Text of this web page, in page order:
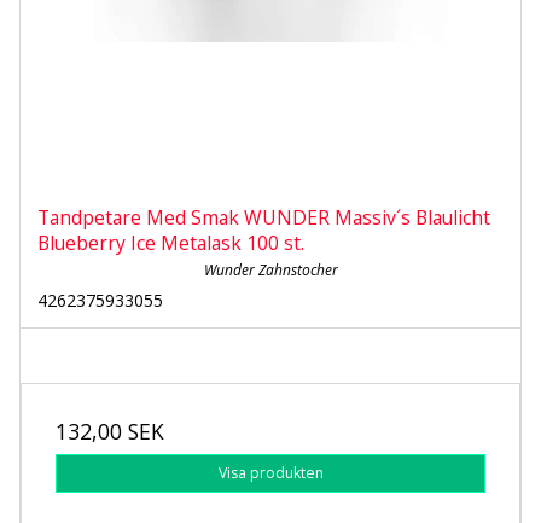
Tandpetare Med Smak WUNDER Massiv´s Blaulicht
Blueberry Ice Metalask 100 st.
Wunder Zahnstocher
4262375933055
132,00 SEK
Visa produkten